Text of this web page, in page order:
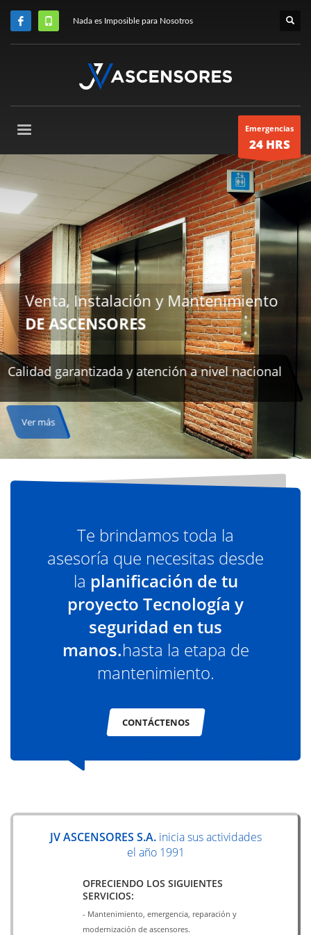
Nada es Imposible para Nosotros
Emergencias
24 HRS
Te brindamos toda la
asesoría que necesitas desde
la planificación de tu
proyecto Tecnología y
seguridad en tus
manos.hasta la etapa de
mantenimiento.
CONTÁCTENOS
JV ASCENSORES S.A. inicia sus actividades
el año 1991
OFRECIENDO LOS SIGUIENTES
SERVICIOS:
- Mantenimiento, emergencia, reparación y
modernización de ascensores.